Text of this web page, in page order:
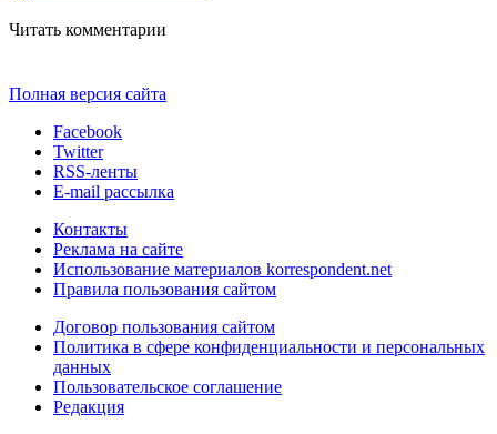
Читать комментарии
Полная версия сайта
Facebook
Twitter
RSS-ленты
E-mail рассылка
Контакты
Реклама на сайте
Использование материалов korrespondent.net
Правила пользования сайтом
Договор пользования сайтом
Политика в сфере конфиденциальности и персональных
данных
Пользовательское соглашение
Редакция